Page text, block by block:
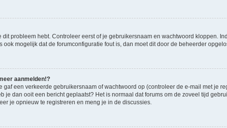
probleem hebt. Controleer eerst of je gebruikersnaam en wachtwoord kloppen.
ook mogelijk dat de forumconfiguratie fout is, dan moet dit door de beheerder
aanmelden!?
gaf een verkeerde gebruikersnaam of wachtwoord op (controleer de e-mail met je
je dan ooit een bericht geplaatst? Het is normaal dat forums om de zoveel tijd
je opnieuw te registreren en meng je in de discussies.